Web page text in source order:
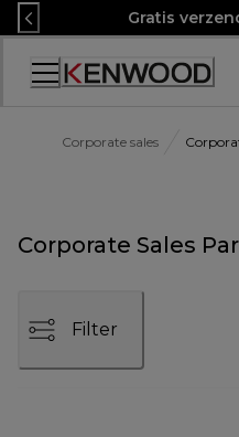
Skip
to
Content
Gratis
Accessibility
Corporate sales
Corporate Sales
Filter